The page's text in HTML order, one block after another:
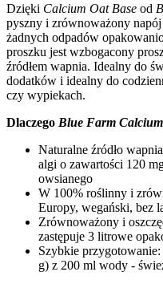
Dzięki Calcium Oat Base od
pyszny i zrównoważony
żadnych odpadów
proszku jest wzbogacony
źródłem wapnia. Idealny do
dodatków i idealny do
czy wypiekach.
Dlaczego Blue Farm
Naturalne źródło
algi o zawartości 120
owsianego
W 100% roślinny i
Europy, wegański, bez
Zrównoważony i
zastępuje 3 litrowe
Szybkie
g) z 200 ml wody -